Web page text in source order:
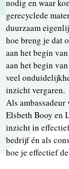
nodig en waar
gerecyclede
duurzaam
hoe breng je dat
aan het begin
aan het begin
veel
inzicht vergaren.
Als
Elsbeth Booy en
inzicht in
bedrijf én als
hoe je effectief